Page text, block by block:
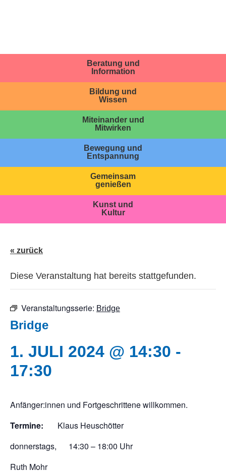
Beratung und
Information
Bildung und
Wissen
Miteinander und
Mitwirken
Bewegung und
Entspannung
Gemeinsam
genießen
Kunst und
Kultur
« zurück
Diese Veranstaltung hat bereits stattgefunden.
Veranstaltungsserie: Bridge
Bridge
1. JULI 2024 @ 14:30 -
17:30
Anfänger:innen und Fortgeschrittene willkommen.
Termine: Klaus Heuschötter
donnerstags, 14:30 – 18:00 Uhr
Ruth Mohr